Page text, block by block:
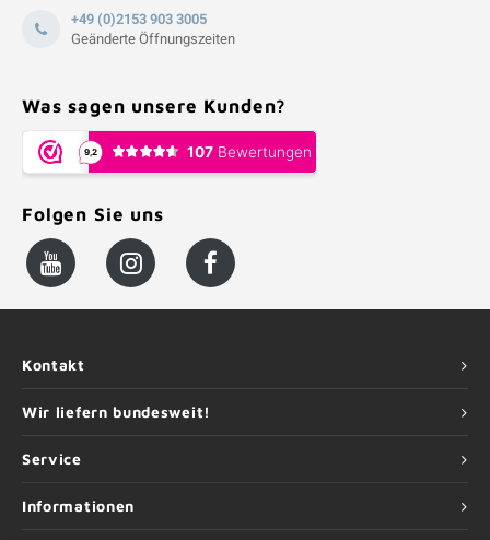
+49 (0)2153 903 3005
Geänderte Öffnungszeiten
Was sagen unsere Kunden?
Folgen Sie uns
Kontakt
Wir liefern bundesweit!
Service
Informationen